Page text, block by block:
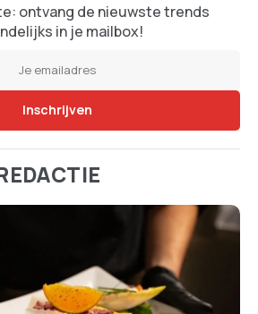
ontvang de nieuwste trends
in je mailbox!